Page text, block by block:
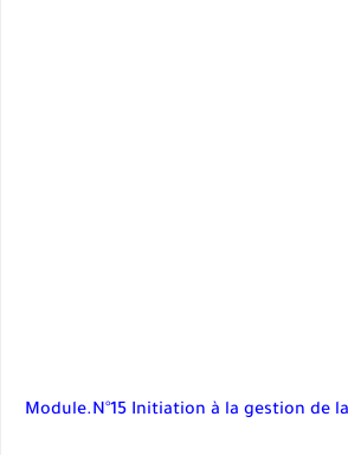
Module.N°15 Initiation à la gestion de